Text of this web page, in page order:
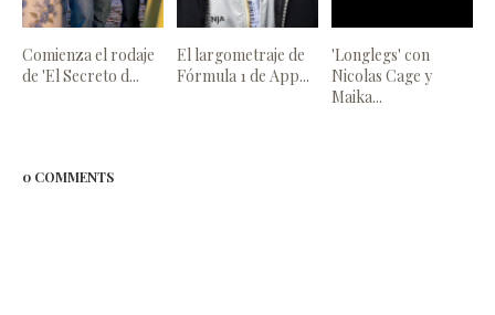
Comienza el rodaje
de 'El Secreto d...
El largometraje de
Fórmula 1 de App...
'Longlegs' con
Nicolas Cage y
Maika...
0 COMMENTS